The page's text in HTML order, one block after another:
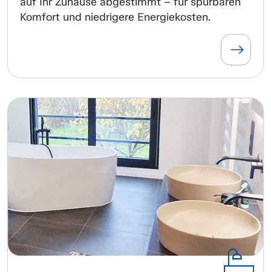
Komfort und niedrigere Energiekosten.